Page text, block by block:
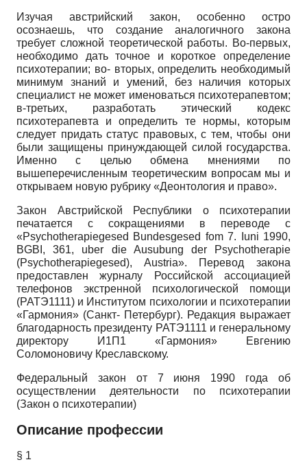
Изучая австрийский закон, особенно остро
осознаешь, что создание аналогичного закона
требует сложной теоретической работы. Во-первых,
необходимо дать точное и короткое определение
психотерапии; во- вторых, определить необходимый
минимум знаний и умений, без наличия которых
специалист не может именоваться психотерапевтом;
в-третьих, разработать этический кодекс
психотерапевта и определить те нормы, которым
следует придать статус правовых, с тем, чтобы они
были защищены принуждающей силой государства.
Именно с целью обмена мнениями по
вышеперечисленным теоретическим вопросам мы и
открываем новую рубрику «Деонтология и право».
Закон Австрийской Республики о психотерапии
печатается с сокращениями в переводе с
«Psychotherapiegesed Bundesgesed fom7.
Iuni 1990,
BGBI, 361, uber die Ausubung der Psychotherapie
(Psychotherapiegesed), Austria». Перевод закона
предоставлен журналу Российской ассоциацией
телефонов экстренной психологической помощи
(РАТЭ1111) и Институтом психологии и психотерапии
«Гармония» (Санкт- Петербург). Редакция выражает
благодарность президенту РАТЭ1111 и генеральному
директору И1П1 «Гармония» Евгению
Соломоновичу Креславскому.
Федеральный закон от 7 июня 1990 года об
осуществлении деятельности по психотерапии
(Закон о психотерапии)
Описание профессии
§ 1